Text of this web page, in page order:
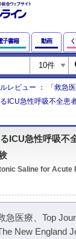
子書籍 動画
レビュー ： 「救急医
ICU急性呼吸不全患
ICU急性呼吸不
Saline for Acute
急医療、Top
New England